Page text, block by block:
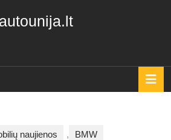
autounija.lt
naujienos , BMW